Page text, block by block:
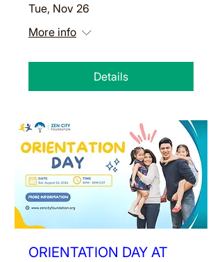
Tue, Nov 26
More info
Details
ORIENTATION DAY AT